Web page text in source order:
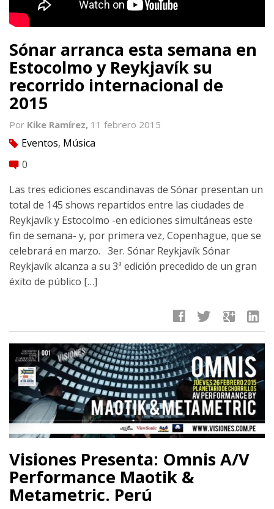
Sónar arranca esta semana en
Estocolmo y Reykjavík su
recorrido internacional de
2015
Por Kike Ramírez, 11 febrero 2015
tag Eventos, Música
comment 0
Las tres ediciones escandinavas de Sónar presentan un
total de 145 shows repartidos entre las ciudades de
Reykjavík y Estocolmo -en ediciones simultáneas este
fin de semana- y, por primera vez, Copenhague, que se
celebrará en marzo. 3er. Sónar Reykjavík Sónar
Reykjavík alcanza a su 3ª edición precedido de un gran
éxito de público […]
facebook twitter google linkedin
Visiones Presenta: Omnis A/V
Performance Maotik &
Metametric. Perú